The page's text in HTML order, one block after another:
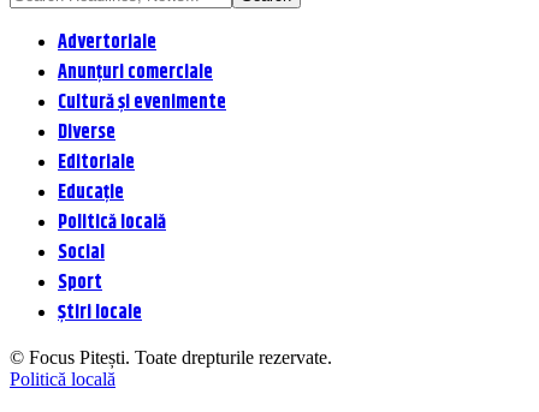
Advertoriale
Anunțuri comerciale
Cultură și evenimente
Diverse
Editoriale
Educație
Politică locală
Social
Sport
Știri locale
© Focus Pitești. Toate drepturile rezervate.
Politică locală